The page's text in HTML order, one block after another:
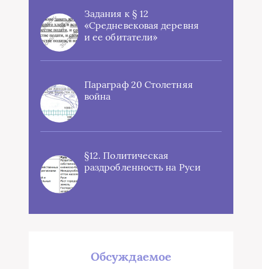
Задания к § 12
«Средневековая деревня
и ее обитатели»
Параграф 20 Столетняя
война
§12. Политическая
раздробленность на Руси
Обсуждаемое